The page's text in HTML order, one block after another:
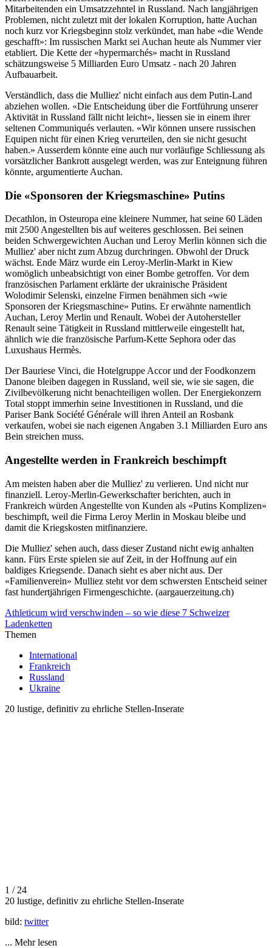
Mitarbeitenden ein Umsatzzehntel in Russland. Nach langjährigen
Problemen, nicht zuletzt mit der lokalen Korruption, hatte Auchan
noch kurz vor Kriegsbeginn stolz verkündet, man habe «die Wende
geschafft»: Im russischen Markt sei Auchan heute als Nummer vier
etabliert. Die Kette der «hypermarchés» macht in Russland
schätzungsweise 5 Milliarden Euro Umsatz - nach 20 Jahren
Aufbauarbeit.
Verständlich, dass die Mulliez' nicht einfach aus dem Putin-Land
abziehen wollen. «Die Entscheidung über die Fortführung unserer
Aktivität in Russland fällt nicht leicht», liessen sie in einem ihrer
seltenen Communiqués verlauten. «Wir können unsere russischen
Equipen nicht für einen Krieg verurteilen, den sie nicht gesucht
haben.» Ausserdem könnte eine auch nur vorläufige Schliessung als
vorsätzlicher Bankrott ausgelegt werden, was zur Enteignung führen
könnte, argumentierte Auchan.
Die «Sponsoren der Kriegsmaschine» Putins
Decathlon, in Osteuropa eine kleinere Nummer, hat seine 60 Läden
mit 2500 Angestellten bis auf weiteres geschlossen. Bei seinen
beiden Schwergewichten Auchan und Leroy Merlin können sich die
Mulliez' aber nicht zum Abzug durchringen. Obwohl der Druck
wächst. Ende März wurde ein Leroy-Merlin-Markt in Kiew
womöglich unbeabsichtigt von einer Bombe getroffen. Vor dem
französischen Parlament erklärte der ukrainische Präsident
Wolodimir Selenski, einzelne Firmen benähmen sich «wie
Sponsoren der Kriegsmaschine» Putins. Er erwähnte namentlich
Auchan, Leroy Merlin und Renault. Wobei der Autohersteller
Renault seine Tätigkeit in Russland mittlerweile eingestellt hat,
ähnlich wie die französische Parfum-Kette Sephora oder das
Luxushaus Hermès.
Der Bauriese Vinci, die Hotelgruppe Accor und der Foodkonzern
Danone bleiben dagegen in Russland, weil sie, wie sie sagen, die
Zivilbevölkerung nicht benachteiligen wollen. Der Energiekonzern
Total stoppt immerhin seine Investitionen in Russland, und die
Pariser Bank Société Générale will ihren Anteil an Rosbank
verkaufen, wobei sie nach eigenen Angaben 3.1 Milliarden Euro ans
Bein streichen muss.
Angestellte werden in Frankreich beschimpft
Am meisten haben aber die Mulliez' zu verlieren. Und nicht nur
finanziell. Leroy-Merlin-Gewerkschafter berichten, auch in
Frankreich würden Angestellte von Kunden als «Putins Komplizen»
beschimpft, weil die Firma Leroy Merlin in Moskau bleibe und
damit die Kriegskosten mitfinanziere.
Die Mulliez' sehen auch, dass dieser Zustand nicht ewig anhalten
kann. Fürs Erste spielen sie auf Zeit, in der Hoffnung auf ein
baldiges Kriegsende. Danach sieht es aber nicht aus. Der
«Familienverein» Mulliez steht vor dem schwersten Entscheid seiner
fast hundertjährigen Firmengeschichte. (aargauerzeitung.ch)
Athleticum wird verschwinden – so wie diese 7 Schweizer
Ladenketten
Themen
International
Frankreich
Russland
Ukraine
20 lustige, definitiv zu ehrliche Stellen-Inserate
1 / 24
20 lustige, definitiv zu ehrliche Stellen-Inserate
bild: twitter
... Mehr lesen